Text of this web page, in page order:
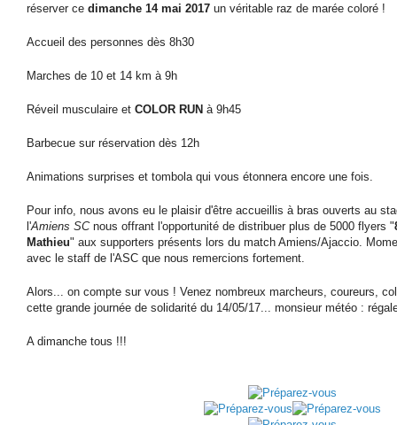
réserver ce dimanche 14 mai 2017 un véritable raz de marée coloré !
Accueil des personnes dès 8h30
Marches de 10 et 14 km à 9h
Réveil musculaire et COLOR RUN à 9h45
Barbecue sur réservation dès 12h
Animations surprises et tombola qui vous étonnera encore une fois.
Pour info, nous avons eu le plaisir d'être accueillis à bras ouverts au
l'Amiens SCnous offrant l'opportunité de distribuer plus de 5000 flyers "
Mathieu" aux supporters présents lors du match Amiens/Ajaccio.
avec le staff de l'ASC que nous remercions fortement.
Alors... on compte sur vous ! Venez nombreux marcheurs, coureurs,
cette grande journée de solidarité du 14/05/17... monsieur météo :
A dimanche tous !!!